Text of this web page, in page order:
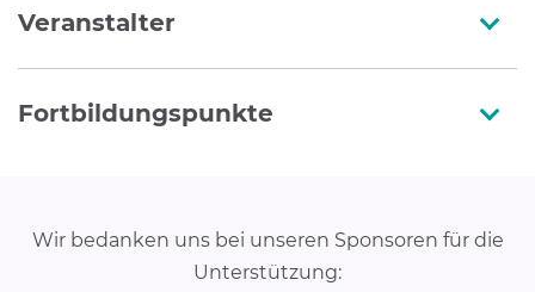
Veranstalter
Fortbildungspunkte
Wir bedanken uns bei unseren Sponsoren für die
Unterstützung: